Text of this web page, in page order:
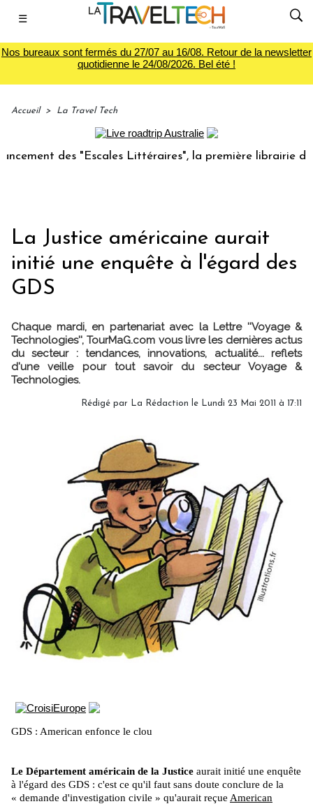
☰
Nos bureaux sont fermés du 27/07 au 16/08. Retour de la newsletter
quotidienne le 24/08/2026. Bel été !
Accueil > La Travel Tech
des "Escales Littéraires", la première librairie du
La Justice américaine aurait
initié une enquête à l'égard des
GDS
Chaque mardi, en partenariat avec la Lettre ''Voyage &
Technologies'', TourMaG.com vous livre les dernières actus
du secteur : tendances, innovations, actualité... reflets
d'une veille pour tout savoir du secteur Voyage &
Technologies.
Rédigé par La Rédaction le Lundi 23 Mai 2011 à 17:11
GDS : American enfonce le clou
Le Département américain de la Justice aurait initié une enquête
à l'égard des GDS : c'est ce qu'il faut sans doute conclure de la
« demande d'investigation civile » qu'aurait reçue American